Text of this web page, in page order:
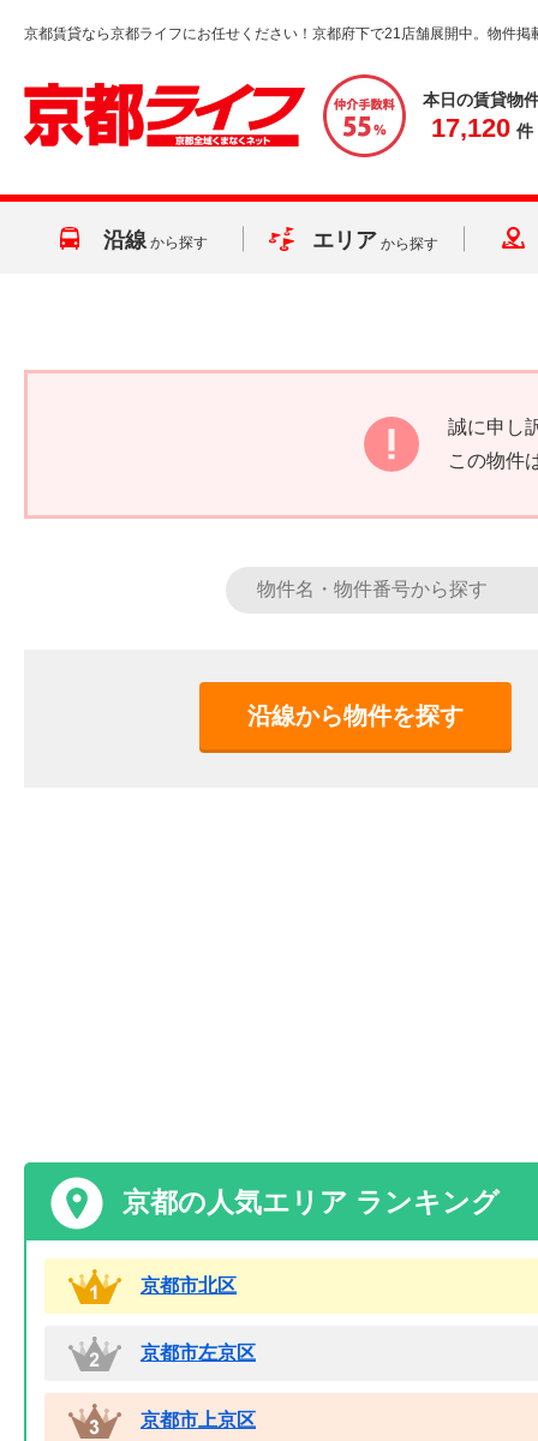
京都賃貸なら京都ライフにお任せください！京都府下で21店舗展開中。物件掲
本日の賃貸物
17,120 件
沿線 から探す エリア から探す
誠に申し
この物件
沿線から物件を探す
京都の人気エリア ランキング
京都市北区
京都市左京区
京都市上京区